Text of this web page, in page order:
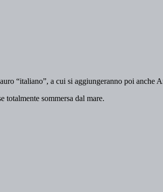
“italiano”, a cui si aggiungeranno poi anche
totalmente sommersa dal mare.